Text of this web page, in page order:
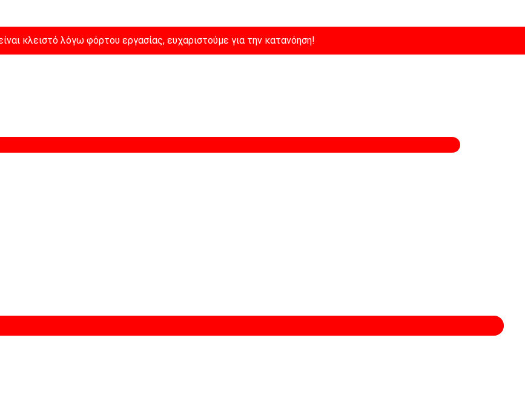
κλειστό λόγω φόρτου εργασίας, ευχαριστούμε για την κατανόηση!